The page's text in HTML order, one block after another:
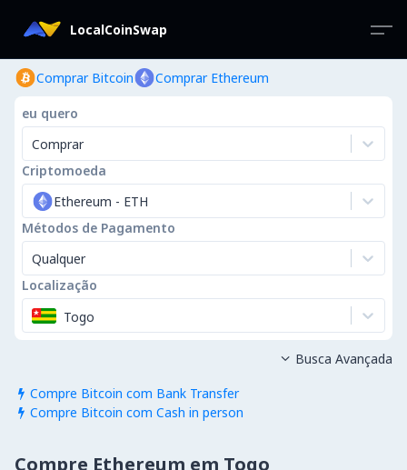
LocalCoinSwap
Comprar Bitcoin Comprar Ethereum
eu quero
Comprar
Criptomoeda
Ethereum - ETH
Métodos de Pagamento
Qualquer
Localização
Togo
 Compre Bitcoin com Bank Transfer
 Compre Bitcoin com Cash in person
 Busca Avançada
Compre Ethereum em Togo